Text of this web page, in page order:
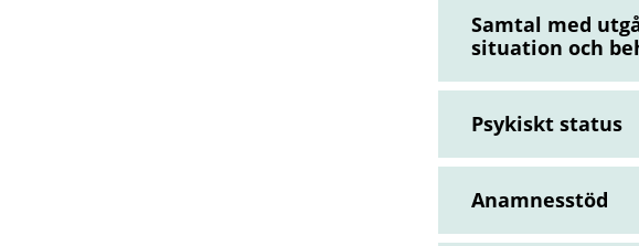
Samtal med
situation och
Psykiskt status
Anamnesstöd